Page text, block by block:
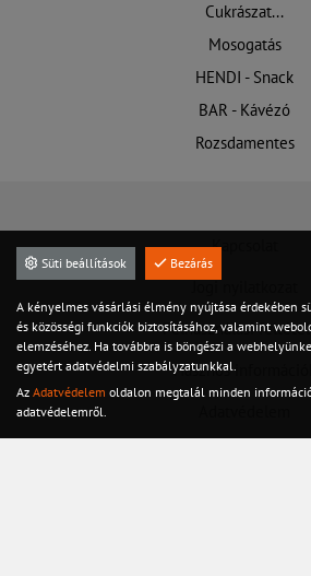
Cukrászat...
Mosogatás
HENDI - Snack
BAR - Kávézó
Rozsdamentes
Kapcsolat
Felhasználási
Hasznos információk
Süti beállítások Bezárás
A kényelmes vásárlási élmény nyújtása érdekében
és közösségi funkciók biztosításához, valamint
elemzéséhez. Ha továbbra is böngészi a
egyetért adatvédelmi szabályzatunkkal.
Az Adatvédelem oldalon megtalál minden
adatvédelemről.